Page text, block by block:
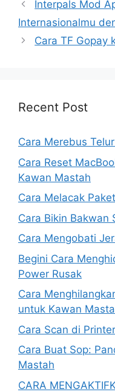
Interpals Mod
Internasionalmu
Cara TF Gopay
Recent Post
Cara Merebus
Cara Reset
Kawan Mastah
Cara Melacak
Cara Bikin Bakwan
Cara Mengobati
Begini Cara
Power Rusak
Cara
untuk Kawan
Cara Scan di
Cara Buat Sop:
Mastah
CARA